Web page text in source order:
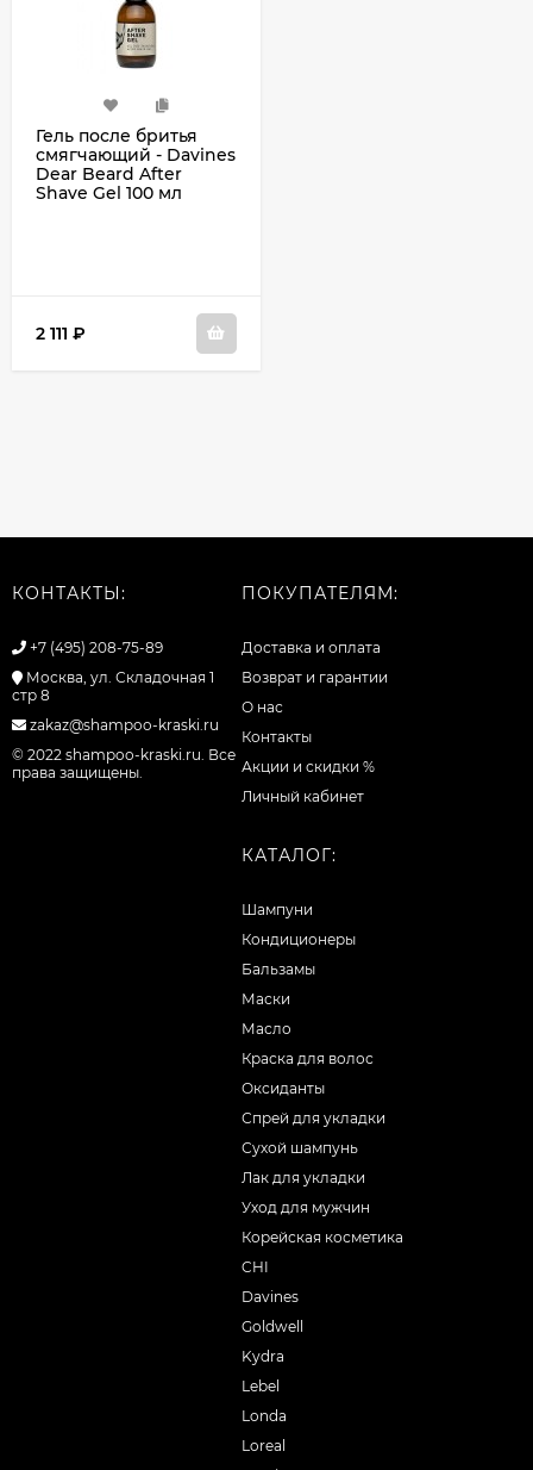
Гель после бритья
смягчающий - Davines
Dear Beard After
Shave Gel 100 мл
2 111 ₽
КОНТАКТЫ:
+7 (495) 208-75-89
Москва, ул. Складочная 1
стр 8
zakaz@shampoo-kraski.ru
© 2022 shampoo-kraski.ru. Все
права защищены.
ПОКУПАТЕЛЯМ:
Доставка и оплата
Возврат и гарантии
О нас
Контакты
Акции и скидки %
Личный кабинет
КАТАЛОГ:
Шампуни
Кондиционеры
Бальзамы
Маски
Масло
Краска для волос
Оксиданты
Спрей для укладки
Сухой шампунь
Лак для укладки
Уход для мужчин
Корейская косметика
CHI
Davines
Goldwell
Kydra
Lebel
Londa
Loreal